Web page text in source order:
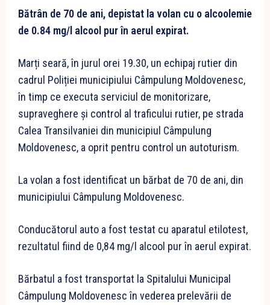
Bătrân de 70 de ani, depistat la volan cu o alcoolemie
de 0.84 mg/l alcool pur în aerul expirat.
Marți seară, în jurul orei 19.30, un echipaj rutier din
cadrul Poliției municipiului Câmpulung Moldovenesc,
în timp ce executa serviciul de monitorizare,
supraveghere și control al traficului rutier, pe strada
Calea Transilvaniei din municipiul Câmpulung
Moldovenesc, a oprit pentru control un autoturism.
La volan a fost identificat un bărbat de 70 de ani, din
municipiului Câmpulung Moldovenesc.
Conducătorul auto a fost testat cu aparatul etilotest,
rezultatul fiind de 0,84 mg/l alcool pur în aerul expirat.
Bărbatul a fost transportat la Spitalului Municipal
Câmpulung Moldovenesc în vederea prelevării de